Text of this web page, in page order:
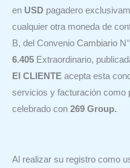
en USD pagadero
cualquier otra moneda de
B, del Convenio Cambiario N°
6.405 Extraordinario,
El CLIENTE acepta esta
servicios y facturación como
celebrado con 269 Group.
Al realizar su registro como